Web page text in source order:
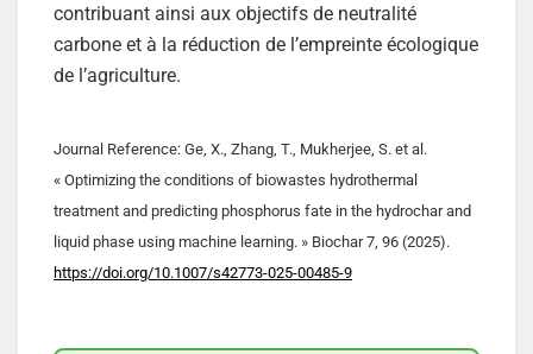
contribuant ainsi aux objectifs de neutralité
carbone et à la réduction de l’empreinte écologique
de l’agriculture.
Journal Reference: Ge, X., Zhang, T., Mukherjee, S. et al.
« Optimizing the conditions of biowastes hydrothermal
treatment and predicting phosphorus fate in the hydrochar and
liquid phase using machine learning. » Biochar 7, 96 (2025).
https://doi.org/10.1007/s42773-025-00485-9